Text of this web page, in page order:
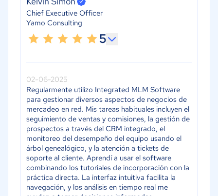
Chief Executive Officer
Yamo Consulting
5
02-06-2025
Regularmente utilizo Integrated MLM Software
para gestionar diversos aspectos de negocios de
mercadeo en red. Mis tareas habituales incluyen el
seguimiento de ventas y comisiones, la gestión de
prospectos a través del CRM integrado, el
monitoreo del desempeño del equipo usando el
árbol genealógico, y la atención a tickets de
soporte al cliente. Aprendí a usar el software
combinando los tutoriales de incorporación con la
práctica directa. La interfaz intuitiva facilita la
navegación, y los análisis en tiempo real me